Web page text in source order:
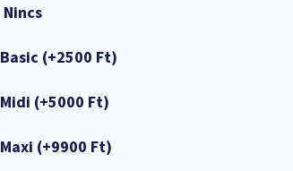
Nincs
Basic (+2500 Ft)
Midi (+5000 Ft)
Maxi (+9900 Ft)